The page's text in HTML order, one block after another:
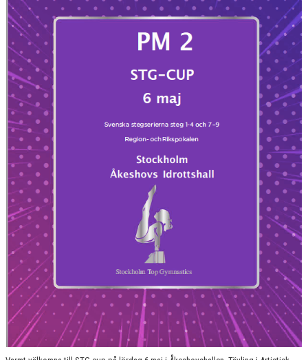
VÄRDEGRUND
FÖRENINGSPRODUKTER
KONTAKT
MÄRKESTAGNING